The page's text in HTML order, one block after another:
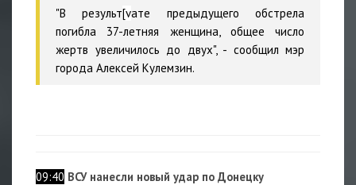
"В результ[vате предыдущего обстрела
погибла 37-летняя женщина, общее число
жертв увеличилось до двух", - сообщил мэр
города Алексей Кулемзин.
09:40 ВСУ нанесли новый удар по Донецку